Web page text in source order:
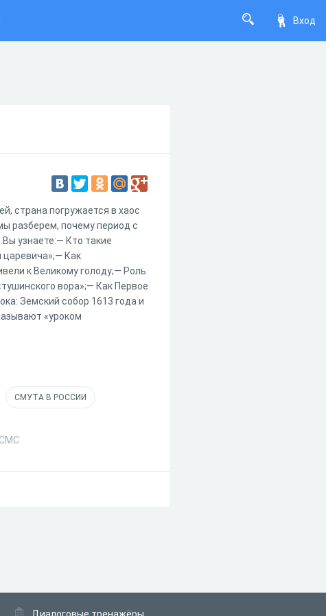
Вход
страна погружается в хаос
разберем, почему период с
узнаете:— Кто такие
царевича»;— Как
к Великому голоду;— Роль
вора»;— Как Первое
Земский собор 1613 года и
«уроком
СМУТА В РОССИИ
СМС